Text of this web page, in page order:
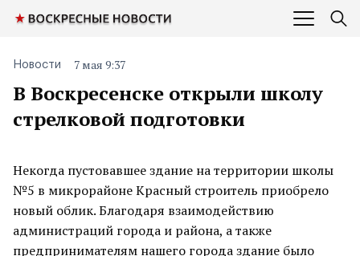
В Воскресенске открыли школу
стрелковой подготовки
Новости 7 мая 9:37
Некогда пустовавшее здание на территории школы
№5 в микрорайоне Красный строитель приобрело
новый облик. Благодаря взаимодействию
администраций города и района, а также
предпринимателям нашего города здание было